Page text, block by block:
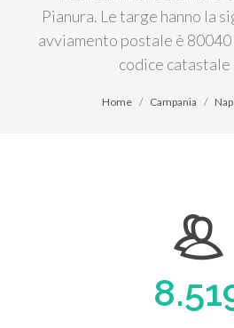
Pianura. Le targe hanno la
avviamento postale è
codice catastale
Home Campania